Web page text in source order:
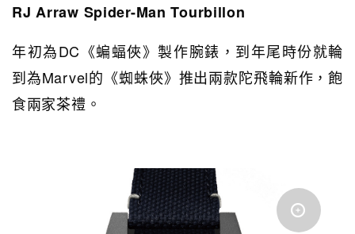
RJ Arraw Spider-Man Tourbillon
年初為DC《蝙蝠俠》製作腕錶，到年尾時份就輪
到為Marvel的《蜘蛛俠》推出兩款陀飛輪新作，飽
食兩家茶禮。